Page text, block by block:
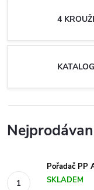
4
Pořadač PP
SKLADEM